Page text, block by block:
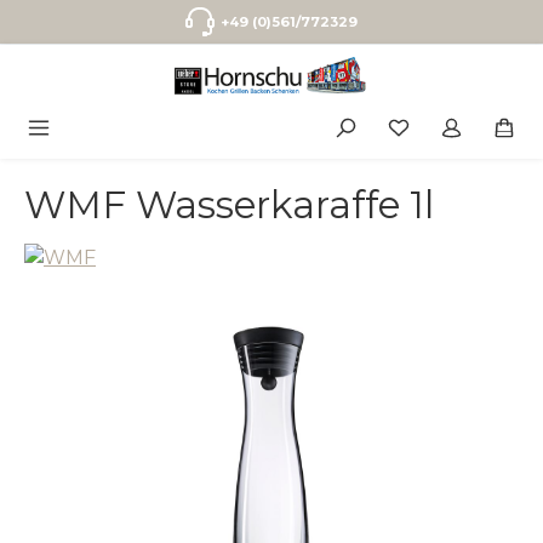
Zum Hauptinhalt springen+49 (0)561/772329
WMF Wasserkaraffe 1l
Bildergalerie überspringen